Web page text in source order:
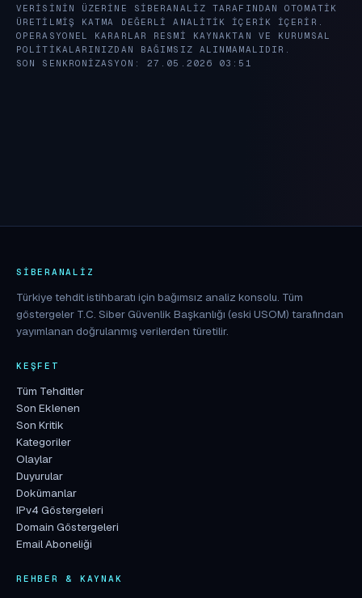
VERISININ ÜZERINE SIBERANALIZ TARAFINDAN OTOMATIK
ÜRETILMIŞ KATMA DEĞERLI ANALITIK IÇERIK IÇERIR.
OPERASYONEL KARARLAR RESMI KAYNAKTAN VE KURUMSAL
POLITIKALARINIZDAN BAĞIMSIZ ALINMAMALIDIR.
SON SENKRONIZASYON: 27.05.2026 03:51
SIBERANALIZ
Türkiye tehdit istihbaratı için bağımsız analiz konsolu. Tüm
göstergeler T.C. Siber Güvenlik Başkanlığı (eski USOM) tarafından
yayımlanan doğrulanmış verilerden türetilir.
KEŞFET
Tüm Tehditler
Son Eklenen
Son Kritik
Kategoriler
Olaylar
Duyurular
Dokümanlar
IPv4 Göstergeleri
Domain Göstergeleri
Email Aboneliği
REHBER & KAYNAK